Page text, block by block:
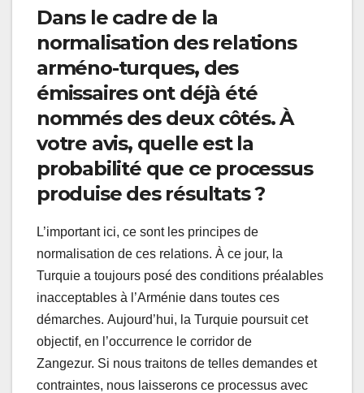
Dans le cadre de la
normalisation des relations
arméno-turques, des
émissaires ont déjà été
nommés des deux côtés. À
votre avis, quelle est la
probabilité que ce processus
produise des résultats ?
L’important ici, ce sont les principes de
normalisation de ces relations. À ce jour, la
Turquie a toujours posé des conditions préalables
inacceptables à l’Arménie dans toutes ces
démarches. Aujourd’hui, la Turquie poursuit cet
objectif, en l’occurrence le corridor de
Zangezur. Si nous traitons de telles demandes et
contraintes, nous laisserons ce processus avec